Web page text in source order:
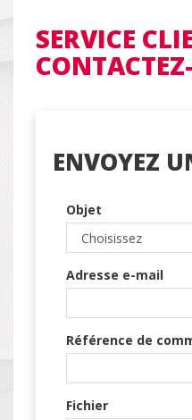
SERVICE
ENVOYEZ
Objet
Adresse e-mail
Référence de
Fichier